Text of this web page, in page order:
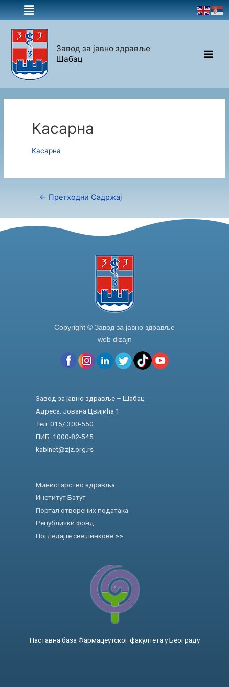
Завод за јавно здравље
Шабац
Касарна
Касарна
← Претходни Садржај
Copyright © Завод за јавно здравље
web dizajn
Завод за јавно здравље – Шабац
Адреса: Јована Цвијића 1
Тел. 015/ 300-550
ПИБ: 1000-82-545
kabinet@zjz.org.rs
Министарство здравља
Институт Батут
Портал отворених података
Републички фонд
Погледајте све линкове >>
Наставна база Фармацеутског факултета у Београду